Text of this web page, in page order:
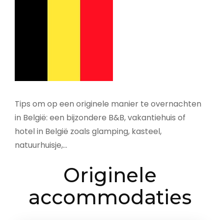
Tips om op een originele manier te overnachten
in België: een bijzondere B&B, vakantiehuis of
hotel in België zoals glamping, kasteel,
natuurhuisje,…
Originele
accommodaties